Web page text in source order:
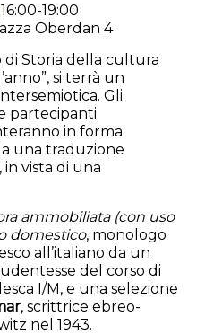
16:00-19:00
Oberdan 4
Storia della cultura
si terrà un
Gli
partecipanti
in forma
una traduzione
in vista di una
ammobiliata (con uso
domestico, monologo
all’italiano da un
del corso di
I/M, e una selezione
, scrittrice ebreo-
nel 1943.